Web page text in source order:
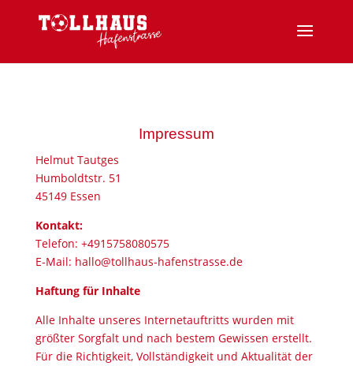
Impressum
Helmut Tautges
Humboldtstr. 51
45149 Essen
Kontakt:
Telefon: +4915758080575
E-Mail: hallo@tollhaus-hafenstrasse.de
Haftung für Inhalte
Alle Inhalte unseres Internetauftritts wurden mit
größter Sorgfalt und nach bestem Gewissen erstellt.
Für die Richtigkeit, Vollständigkeit und Aktualität der